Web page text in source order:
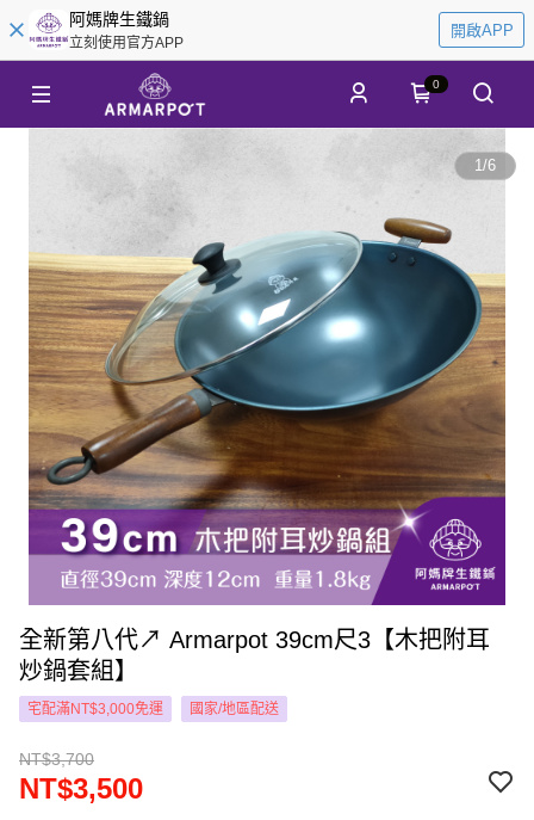
阿媽牌生鐵鍋
立刻使用官方APP
開啟APP
0
1/6
全新第八代↗ Armarpot 39cm尺3【木把附耳
炒鍋套組】
宅配滿NT$3,000免運 國家/地區配送
NT$3,700
NT$3,500